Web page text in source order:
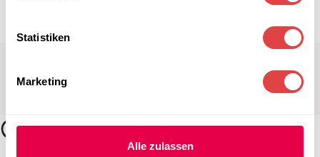
Statistiken
Marketing
Alle zulassen